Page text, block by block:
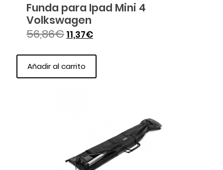
Funda para Ipad Mini 4
Volkswagen
56,86€ 11,37€
Añadir al carrito